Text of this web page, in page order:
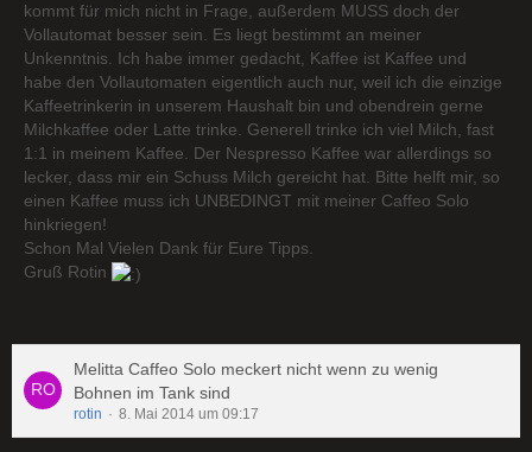
kommt für mich nicht in Frage, außerdem MUSS doch der
Vollautomat besser sein. Es liegt bestimmt an meiner
Unkenntnis. Ich habe immer gedacht, Kaffee ist Kaffee und
habe den Vollautomaten eigentlich auch nur, weil ich die einzige
Kaffeetrinkerin in unserem Haushalt bin und obendrein gerne
Milchkaffee oder Latte trinke. Generell trinke ich viel Milch, fast
1:1 in meinem Kaffee. Der Nespresso Kaffee war allerdings so
lecker, dass mir ein Schuss Milch gereicht hat. Bitte helft mir, so
einen Kaffee muss ich UNBEDINGT mit meiner Caffeo Solo
hinkriegen!
Schon Mal Vielen Dank für Eure Tipps.
Gruß Rotin
Melitta Caffeo Solo meckert nicht wenn zu wenig
Bohnen im Tank sind
rotin 8. Mai 2014 um 09:17